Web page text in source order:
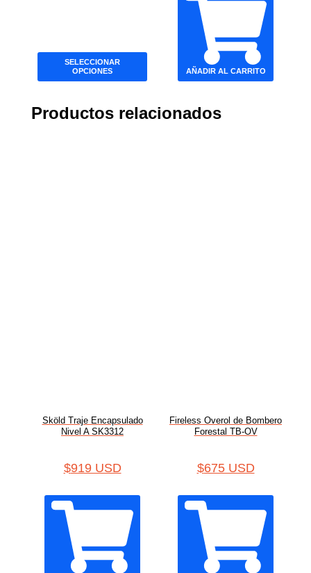
SELECCIONAR
OPCIONES
AÑADIR AL CARRITO
Productos relacionados
Sköld Traje Encapsulado
Nivel A SK3312
$919 USD
Fireless Overol de Bombero
Forestal TB-OV
$675 USD